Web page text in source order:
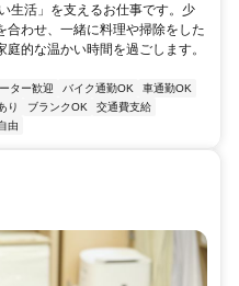
生活」を支えるお仕事です。少
合わせ、一緒に料理や掃除をした
的な温かい時間を過ごします。
ター歓迎 バイク通勤OK
車通勤OK
り ブランクOK
交通費支給
由